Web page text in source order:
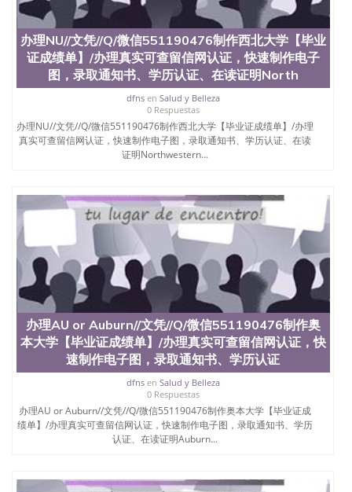
办理NU//文凭//Q/微信551190476制作西北大学【毕业
证成绩单】/办理真实可查留信网认证，快速制作电子
图，录取通知书、学历认证、在读证明North
dfnsen Salud y Belleza
0 Respuestas
办理NU//文凭//Q/微信551190476制作西北大学【毕业证成绩单】/办理
真实可查留信网认证，快速制作电子图，录取通知书、学历认证、在读
证明Northwestern...
办理AU or Auburn//文凭//Q/微信551190476制作奥
本大学【毕业证成绩单】/办理真实可查留信网认证，快
速制作电子图，录取通知书、学历认证
dfnsen Salud y Belleza
0 Respuestas
办理AU or Auburn//文凭//Q/微信551190476制作奥本大学【毕业证成
绩单】/办理真实可查留信网认证，快速制作电子图，录取通知书、学历
认证、在读证明Auburn...